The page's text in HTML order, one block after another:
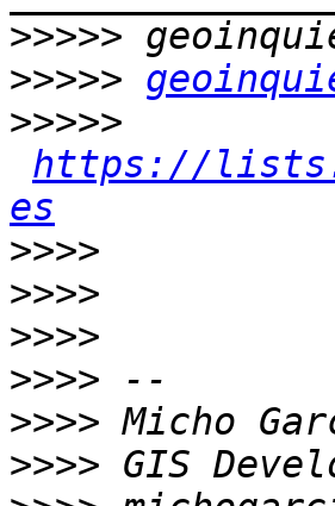
>>>>>
>>>>>
>>>>>
https://
es
>>>>
>>>>
>>>>
>>>>
>>>>
>>>>